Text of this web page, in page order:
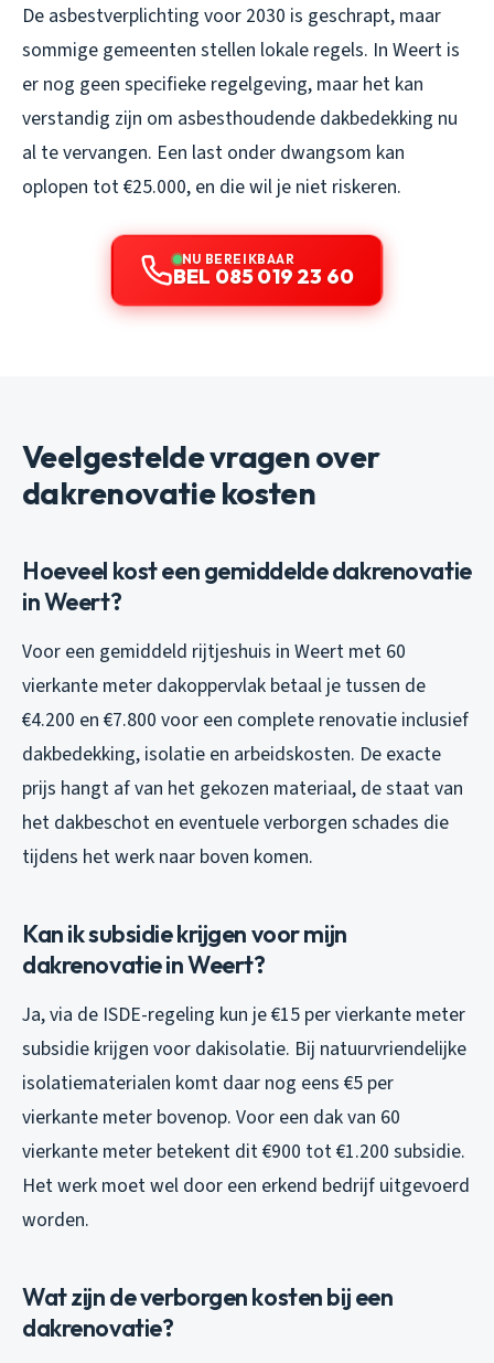
De asbestverplichting voor 2030 is geschrapt, maar
sommige gemeenten stellen lokale regels. In Weert is
er nog geen specifieke regelgeving, maar het kan
verstandig zijn om asbesthoudende dakbedekking nu
al te vervangen. Een last onder dwangsom kan
oplopen tot €25.000, en die wil je niet riskeren.
NU BEREIKBAAR
BEL 085 019 23 60
Veelgestelde vragen over
dakrenovatie kosten
Hoeveel kost een gemiddelde dakrenovatie
in Weert?
Voor een gemiddeld rijtjeshuis in Weert met 60
vierkante meter dakoppervlak betaal je tussen de
€4.200 en €7.800 voor een complete renovatie inclusief
dakbedekking, isolatie en arbeidskosten. De exacte
prijs hangt af van het gekozen materiaal, de staat van
het dakbeschot en eventuele verborgen schades die
tijdens het werk naar boven komen.
Kan ik subsidie krijgen voor mijn
dakrenovatie in Weert?
Ja, via de ISDE-regeling kun je €15 per vierkante meter
subsidie krijgen voor dakisolatie. Bij natuurvriendelijke
isolatiematerialen komt daar nog eens €5 per
vierkante meter bovenop. Voor een dak van 60
vierkante meter betekent dit €900 tot €1.200 subsidie.
Het werk moet wel door een erkend bedrijf uitgevoerd
worden.
Wat zijn de verborgen kosten bij een
dakrenovatie?